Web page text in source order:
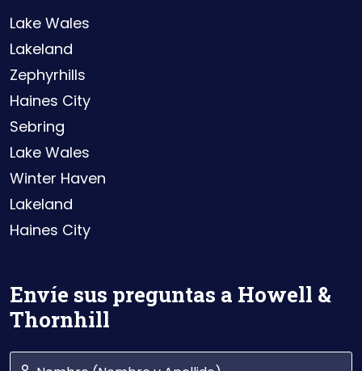
Lake Wales
Lakeland
Zephyrhills
Haines City
Sebring
Lake Wales
Winter Haven
Lakeland
Haines City
Envíe sus preguntas a Howell &
Thornhill